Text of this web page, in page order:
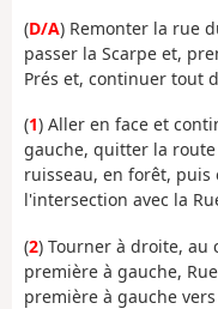
(D/A) Remonter la rue
passer la Scarpe et,
Prés et, continuer tout
(1) Aller en face et
gauche, quitter la
ruisseau, en forêt,
l'intersection avec la
(2) Tourner à droite, au
première à gauche,
première à gauche